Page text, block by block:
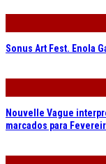
Sonus Art Fest. Enola
Nouvelle Vague
marcados para